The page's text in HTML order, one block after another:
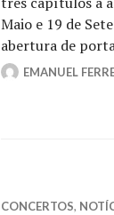
Maio e 19 de
abertura de
EMANUEL
CONCERTOS,